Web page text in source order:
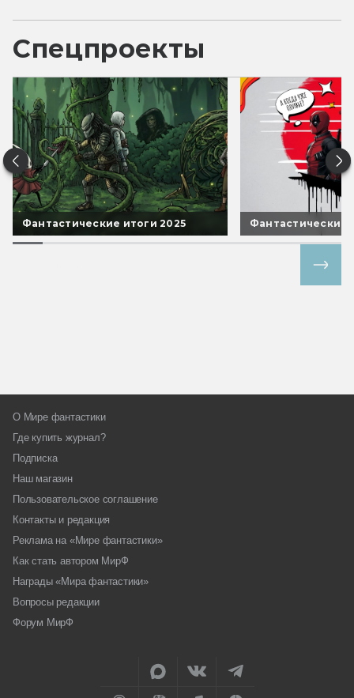
Спецпроекты
Фантастические итоги 2025 Фантастические
О Мире фантастики
Где купить журнал?
Подписка
Наш магазин
Пользовательское соглашение
Контакты и редакция
Реклама на «Мире фантастики»
Как стать автором МирФ
Награды «Мира фантастики»
Вопросы редакции
Форум МирФ